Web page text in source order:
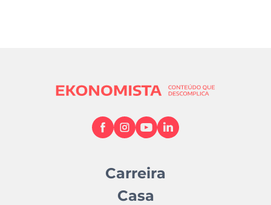
Carreira
Casa